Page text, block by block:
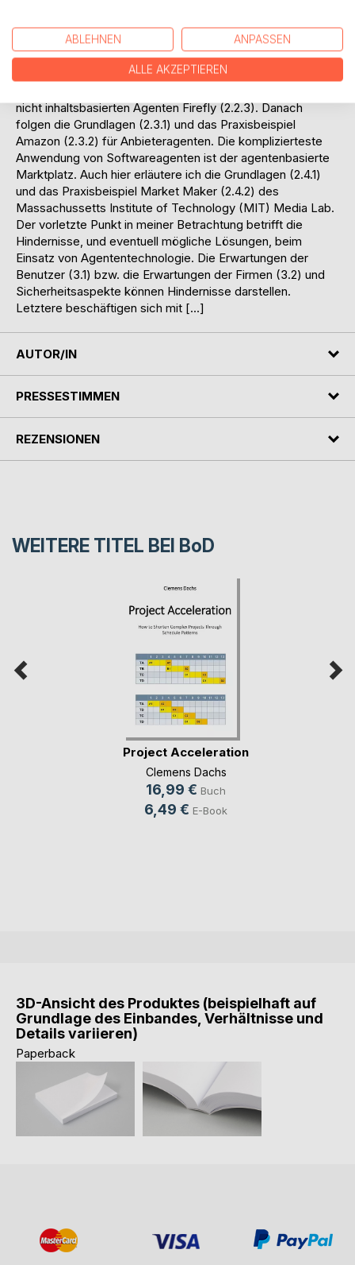
Handels, die auf Mensch zu Mensch Interaktion beruhen
(2.1), danach die Grundlagen auf dem Gebiet der
Nachfrageragenten (2.2.1) mit zwei Praxisbeispielen. Das
erste Beispiel ist der inhaltsbasierte Nachfrageagent
nicht inhaltsbasierten Agenten Firefly (2.2.3). Danach
folgen die Grundlagen (2.3.1) und das Praxisbeispiel
Amazon (2.3.2) für Anbieteragenten. Die komplizierteste
Anwendung von Softwareagenten ist der agentenbasierte
Marktplatz. Auch hier erläutere ich die Grundlagen (2.4.1)
und das Praxisbeispiel Market Maker (2.4.2) des
Massachussetts Institute of Technology (MIT) Media Lab.
Der vorletzte Punkt in meiner Betrachtung betrifft die
Hindernisse, und eventuell mögliche Lösungen, beim
Einsatz von Agententechnologie. Die Erwartungen der
Benutzer (3.1) bzw. die Erwartungen der Firmen (3.2) und
Sicherheitsaspekte können Hindernisse darstellen.
Letztere beschäftigen sich mit […]
AUTOR/IN
PRESSESTIMMEN
REZENSIONEN
WEITERE TITEL BEI BoD
Project Acceleration
Clemens Dachs
16,99 € Buch
6,49 € E-Book
3D-Ansicht des Produktes (beispielhaft auf
Grundlage des Einbandes, Verhältnisse und
Details variieren)
Paperback
ABLEHNEN ANPASSEN
ALLE AKZEPTIEREN